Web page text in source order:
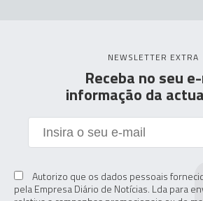
NEWSLETTER EXTRA
Receba no seu
informação da
Autorizo que os dados pessoais
pela Empresa Diário de Notícias. Lda para